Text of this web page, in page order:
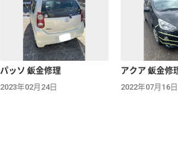
パッソ 鈑金修理
2023年02月24日
アクア 鈑金
2022年07月16日